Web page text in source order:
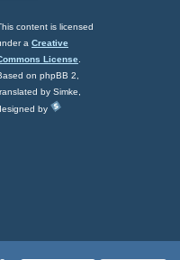
content is licensed
a Creative
License
on phpBB 2,
by Simke,
by